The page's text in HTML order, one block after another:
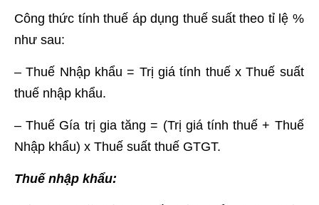
Công thức tính thuế áp dụng thuế suất theo tỉ lệ %
như sau:
– Thuế Nhập khẩu = Trị giá tính thuế x Thuế suất
thuế nhập khẩu.
– Thuế Gía trị gia tăng = (Trị giá tính thuế + Thuế
Nhập khẩu) x Thuế suất thuế GTGT.
Thuế nhập khẩu: